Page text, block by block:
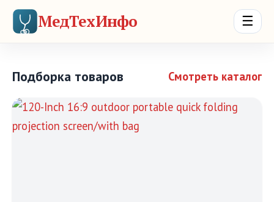
МедТехИнфо ☰
Подборка товаров Смотреть каталог